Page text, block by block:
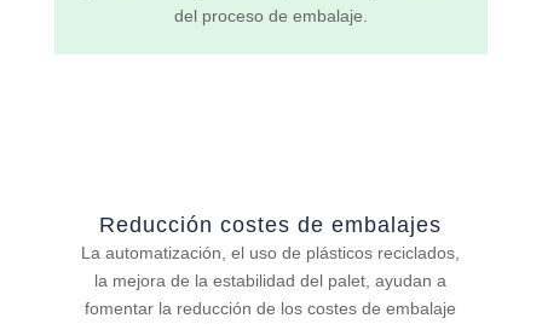
del proceso de embalaje.
Reducción costes de embalajes
La automatización, el uso de plásticos reciclados,
la mejora de la estabilidad del palet, ayudan a
fomentar la reducción de los costes de embalaje